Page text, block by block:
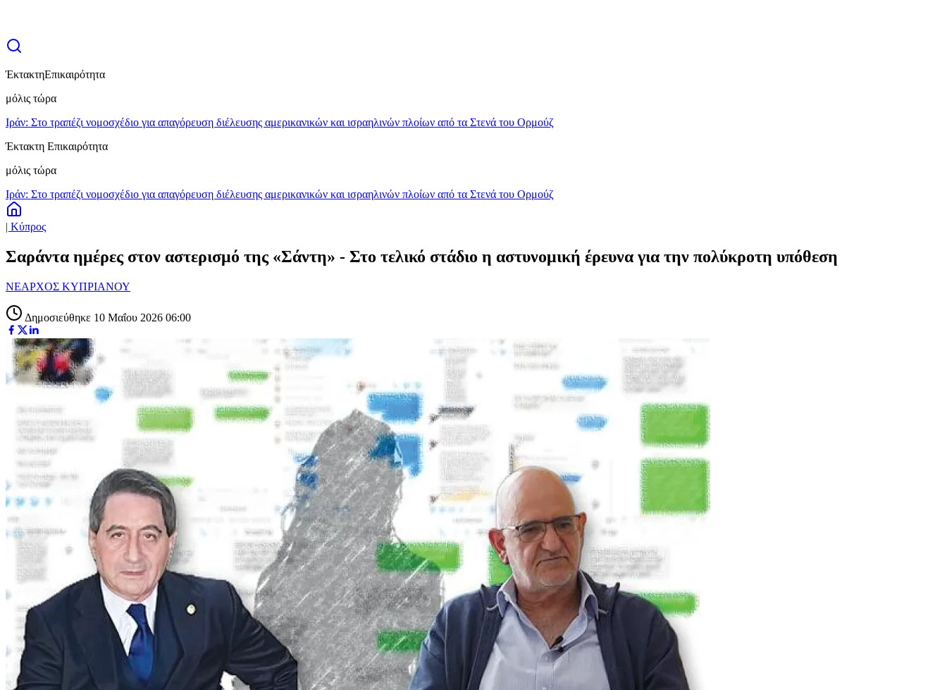
ΈκτακτηΕπικαιρότητα
μόλις τώρα
Ιράν: Στο τραπέζι νομοσχέδιο για απαγόρευση διέλευσης αμερικανικών και ισραηλινών πλοίων από τα Στενά του Ορμούζ
Έκτακτη Επικαιρότητα
μόλις τώρα
Ιράν: Στο τραπέζι νομοσχέδιο για απαγόρευση διέλευσης αμερικανικών και ισραηλινών πλοίων από τα Στενά του Ορμούζ
| Κύπρος
Σαράντα ημέρες στον αστερισμό της «Σάντη» - Στο τελικό στάδιο η αστυνομική έρευνα για την πολύκροτη υπόθεση
ΝΕΑΡΧΟΣ ΚΥΠΡΙΑΝΟΥ
Δημοσιεύθηκε 10 Μαΐου 2026 06:00